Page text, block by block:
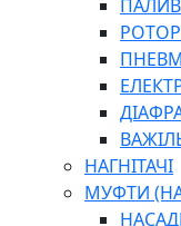
НАГНІТАЧІ
МУФТИ